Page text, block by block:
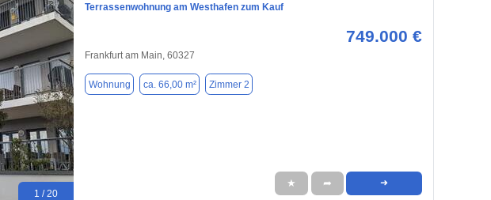
1 / 20
Terrassenwohnung am Westhafen zum Kauf
749.000 €
Frankfurt am Main, 60327
Wohnung ca. 66,00 m² Zimmer 2
★ ➦ ➜